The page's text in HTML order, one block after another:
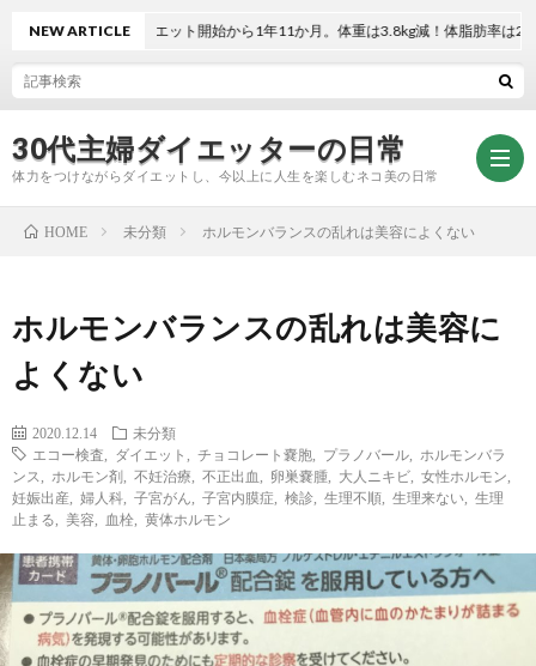
30代主婦ダイエッターの日常
体力をつけながらダイエットし、今以上に人生を楽しむネコ美の日常
合
せ
イ
シ
NEW ARTICLE
ダイエット開始から1年11か月。体重は3.8kg減！体脂肪率は2.3％減！
HOME 未分類 ホルモンバランスの乱れは美容によくない
ホルモンバランスの乱れは美容に
よくない
2020.12.14
未分類
エコー検査
ダイエット チョコレート嚢胞 プラノバール
ホルモンバラ
ンス
ホルモン剤 不妊治療 不正出血 卵巣嚢腫 大人ニキビ 女性ホルモン
妊娠出産
婦人科 子宮がん 子宮内膜症 検診 生理不順 生理来ない
生理
止まる
美容 血栓 黄体ホルモン